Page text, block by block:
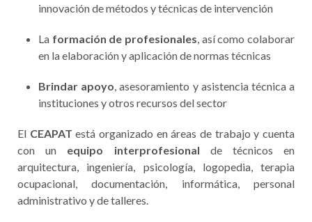
innovación de métodos y técnicas de intervención
La formación de profesionales , así como colaborar
en la elaboración y aplicación de normas técnicas
Brindar apoyo , asesoramiento y asistencia técnica a
instituciones y otros recursos del sector
El CEAPAT está organizado en áreas de trabajo y cuenta
con un equipo interprofesional de técnicos en
arquitectura, ingeniería, psicología, logopedia, terapia
ocupacional, documentación, informática, personal
administrativo y de talleres.